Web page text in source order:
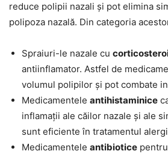
reduce polipii nazali și pot elimina
polipoza nazală. Din categoria
Spraiuri-le nazale cu
antiinflamator. Astfel de
volumul polipilor și pot combate
Medicamentele antihistaminice
inflamații ale căilor nazale și ale
sunt eficiente în tratamentul
Medicamentele antibiotice